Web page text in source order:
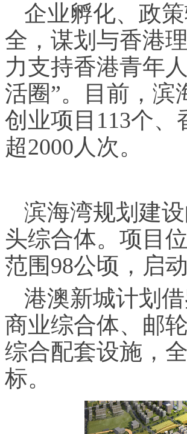
企业孵化、政
全，谋划与香港
力支持香港青年
活圈”。目前，滨
创业项目113个
超2000人次。
滨海湾规划建
头综合体。项目
范围98公顷，启
港澳新城计划
商业综合体、邮
综合配套设施，
标。